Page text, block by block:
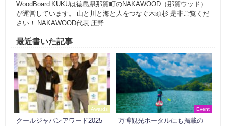
WoodBoard KUKUは徳島県那賀町のNAKAWOOD（那賀ウッド）
が運営しています。 山と川と海と人をつなぐ木頭杉 是非ご覧くだ
さい！ NAKAWOOD代表 庄野
最近書いた記事
Awards
クールジャパンアワード2025
Event
万博観光ポータルにも掲載の